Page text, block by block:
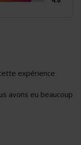
expérience
avons eu beaucoup